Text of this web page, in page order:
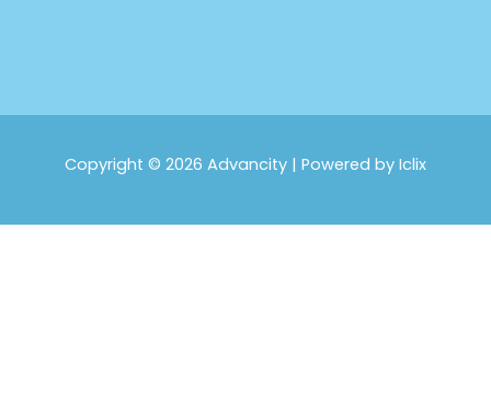
Copyright © 2026 Advancity | Powered by Iclix